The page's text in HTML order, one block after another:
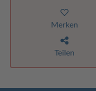
Merken
Teilen